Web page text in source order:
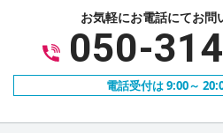
お気軽にお電話にてお問
050-
電話受付は 9:00～